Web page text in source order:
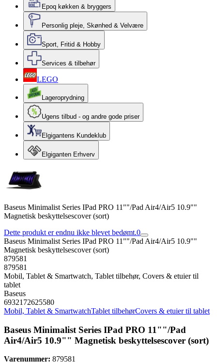
Epoq køkken & bryggers
Personlig pleje, Skønhed & Velvære
Sport, Fritid & Hobby
Services & tilbehør
LEGO
Lageroprydning
Ugens tilbud - og andre gode priser
Elgigantens Kundeklub
Elgiganten Erhverv
Baseus Minimalist Series IPad PRO 11""/Pad Air4/Air5 10.9""
Magnetisk beskyttelsescover (sort)
Dette produkt er endnu ikke blevet bedømt.0
Baseus Minimalist Series IPad PRO 11""/Pad Air4/Air5 10.9""
Magnetisk beskyttelsescover (sort)
879581
879581
Mobil, Tablet & Smartwatch, Tablet tilbehør, Covers & etuier til
tablet
Baseus
6932172625580
Mobil, Tablet & SmartwatchTablet tilbehørCovers & etuier til tablet
Baseus Minimalist Series IPad PRO 11""/Pad
Air4/Air5 10.9"" Magnetisk beskyttelsescover (sort)
Varenummer: 879581